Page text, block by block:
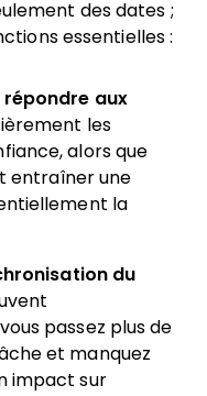
des dates ;
essentielles :
aux
les
alors que
entraîner une
la
du
passez plus de
et manquez
impact sur